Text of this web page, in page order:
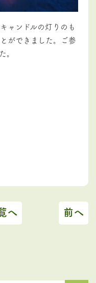
ャンドルの灯りのも
ができました。ご参
へ 前へ